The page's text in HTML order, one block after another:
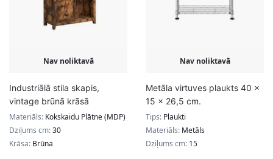
Nav noliktavā
Industriālā stila skapis,
vintage brūnā krāsā
Materiāls: Kokskaidu Plātne (MDP)
Dziļums cm:30
Krāsa: Brūna
Nav noliktavā
Metāla virtuves plaukts 40 x
15 x 26,5 cm.
Tips: Plaukti
Materiāls: Metāls
Dziļums cm: 15